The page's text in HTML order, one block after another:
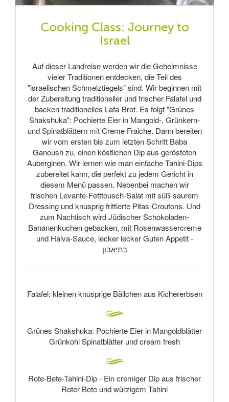
Cooking Class: Journey to
Israel
Auf dieser Landreise werden wir die Geheimnisse
vieler Traditionen entdecken, die Teil des
"israelischen Schmelztiegels" sind. Wir beginnen mit
der Zubereitung traditioneller und frischer Falafel und
backen traditionelles Lafa-Brot. Es folgt "Grünes
Shakshuka": Pochierte Eier in Mangold-, Grünkern-
und Spinatblättern mit Creme Fraiche. Dann bereiten
wir vom ersten bis zum letzten Schritt Baba
Ganoush zu, einen köstlichen Dip aus gerösteten
Auberginen. Wir lernen wie man einfache Tahini-Dips
zubereitet kann, die perfekt zu jedem Gericht in
diesem Menü passen. Nebenbei machen wir
frischen Levante-Fetttousch-Salat mit süß-saurem
Dressing und knusprig frittierte Pitas-Croutons. Und
zum Nachtisch wird Jüdischer Schokoladen-
Bananenkuchen gebacken, mit Rosenwassercreme
und Halva-Sauce, lecker lecker Guten Appetit -
בתיאבון
Falafel: kleinen knusprige Bällchen aus Kichererbsen
Grünes Shakshuka: Pochierte Eier in Mangoldblätter
Grünkohl Spinatblätter und cream fresh
Rote-Bete-Tahini-Dip - Ein cremiger Dip aus frischer
Roter Bete und würzigem Tahini